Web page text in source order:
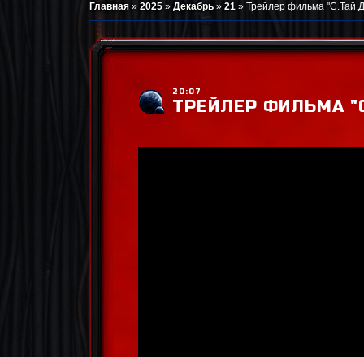
Главная » 2025 » Декабрь » 21 » Трейлер фильма
20:07
ТРЕЙЛЕР ФИЛЬМА